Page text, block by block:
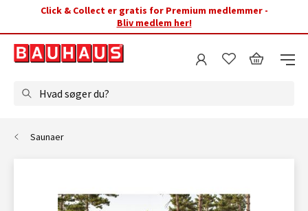
Click & Collect er gratis for Premium medlemmer -
Bliv medlem her!
Hvad søger du?
Saunaer